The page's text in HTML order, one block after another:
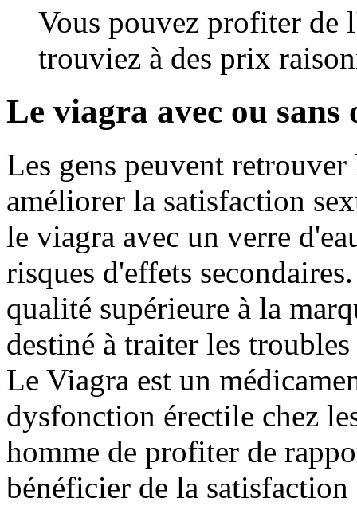
Vous pouvez profiter de
trouviez à des prix
Le viagra avec ou sans
Les gens peuvent
améliorer la satisfaction
le viagra avec un verre
risques d'effets
qualité supérieure à la
destiné à traiter les
Le Viagra est un
dysfonction érectile chez
homme de profiter de
bénéficier de la satisfaction